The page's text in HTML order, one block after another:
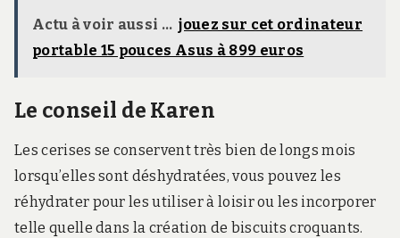
Actu à voir aussi ... jouez sur cet ordinateur
portable 15 pouces Asus à 899 euros
Le conseil de Karen
Les cerises se conservent très bien de longs mois
lorsqu’elles sont déshydratées, vous pouvez les
réhydrater pour les utiliser à loisir ou les incorporer
telle quelle dans la création de biscuits croquants.